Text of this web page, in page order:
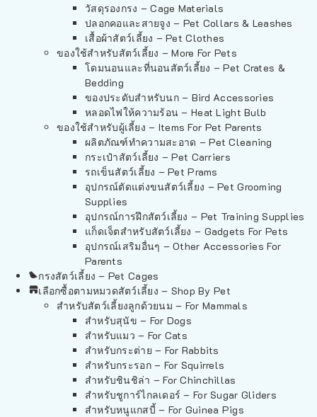
วัสดุรองกรง – Cage Materials
ปลอกคอและสายจูง – Pet Collars & Leashes
เสื้อผ้าสัตว์เลี้ยง – Pet Clothes
ของใช้สำหรับสัตว์เลี้ยง – More For Pets
โดมนอนและที่นอนสัตว์เลี้ยง – Pet Crates &
Bedding
ของประดับสำหรับนก – Bird Accessories
หลอดไฟให้ความร้อน – Heat Light Bulb
ของใช้สำหรับผู้เลี้ยง – Items For Pet Parents
ผลิตภัณฑ์ทำความสะอาด – Pet Cleaning
กระเป๋าสัตว์เลี้ยง – Pet Carriers
รถเข็นสัตว์เลี้ยง – Pet Prams
อุปกรณ์ตัดแต่งขนสัตว์เลี้ยง – Pet Grooming
Supplies
อุปกรณ์การฝึกสัตว์เลี้ยง – Pet Training Supplies
แก็ดเจ็ตสำหรับสัตว์เลี้ยง – Gadgets For Pets
อุปกรณ์เสริมอื่นๆ – Other Accessories For
Parents
กรงสัตว์เลี้ยง – Pet Cages
เลือกซื้อตามหมวดสัตว์เลี้ยง – Shop By Pet
สำหรับสัตว์เลี้ยงลูกด้วยนม – For Mammals
สำหรับสุนัข – For Dogs
สำหรับแมว – For Cats
สำหรับกระต่าย – For Rabbits
สำหรับกระรอก – For Squirrels
สำหรับชินชิล่า – For Chinchillas
สำหรับชูการ์ไกลเดอร์ – For Sugar Gliders
สำหรับหนูแกสบี้ – For Guinea Pigs